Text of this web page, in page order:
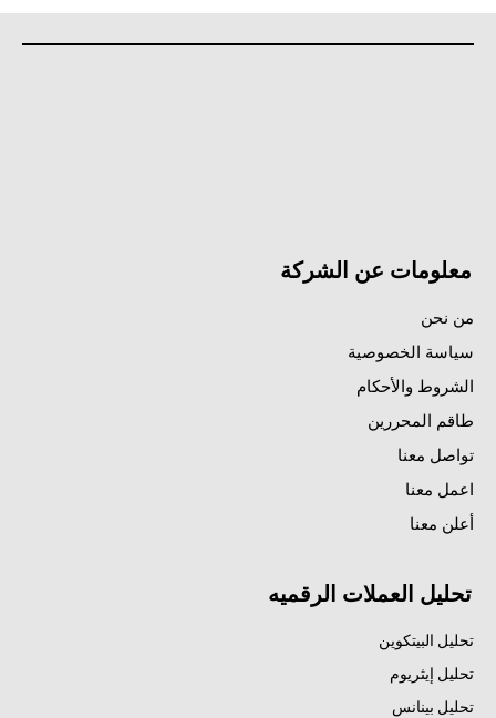
معلومات عن الشركة
من نحن
سياسة الخصوصية
الشروط والأحكام
طاقم المحررين
تواصل معنا
اعمل معنا
أعلن معنا
تحليل العملات الرقميه
تحليل البيتكوين
تحليل إيثريوم
تحليل بينانس